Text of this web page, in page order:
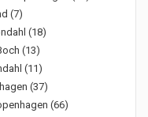
(7)
(18)
(13)
(11)
(37)
(66)